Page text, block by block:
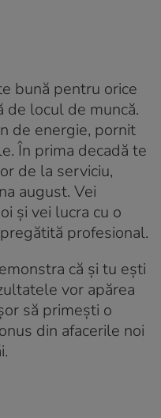
bună pentru orice
de locul de muncă.
de energie, pornit
În prima decadă te
de la serviciu,
august. Vei
și vei lucra cu o
profesional.
că și tu ești
vor apărea
să primești o
din afacerile noi